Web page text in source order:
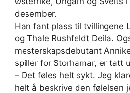
desember.
Han fant plass til tvillingene
og Thale Rushfeldt Deila.
mesterskapsdebutant
spiller for Storhamar, er tatt
– Det føles helt sykt. Jeg
helt å beskrive den følelsen